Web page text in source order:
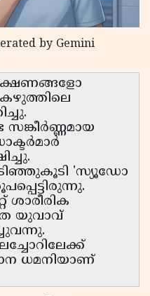
by Gemini
'സ്യൂഡോ
ശാരീരിക
യുവാവ്
ധമനിയാണ്